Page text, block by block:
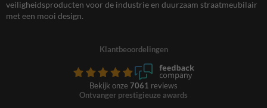
veiligheidsproducten voor de industrie en duurzaam straatmeubilair
met een mooi design.
Klantbeoordelingen
Bekijk onze 7061 reviews
Ontvanger prestigieuze awards